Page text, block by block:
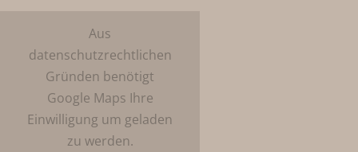
Aus
datenschutzrechtlichen
Gründen benötigt
Google Maps Ihre
Einwilligung um geladen
zu werden.